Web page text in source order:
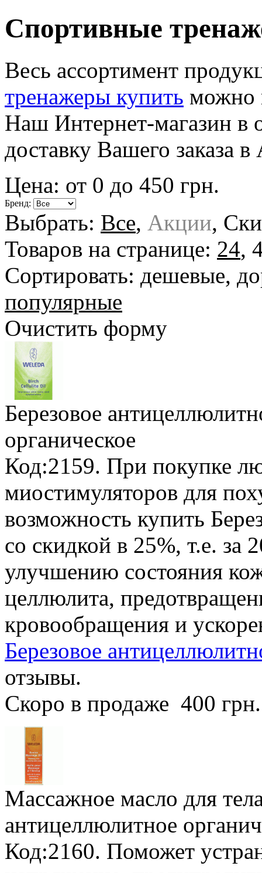
Спортивные
Весь ассортимент
тренажеры купить можно
Наш Интернет-магазин в
доставку Вашего заказа
Цена: от 0 до 450 грн.
Бренд:
Выбрать: Все, Акции,
Товаров на странице: 24,
Сортировать: дешевые,
популярные
Очистить форму
Березовое
органическое
Код:2159. При покупке
миостимуляторов для
возможность купить
со скидкой в 25%, т.е. за
улучшению состояния
целлюлита,
кровообращения и
Березовое
отзывы.
Скоро в продаже 400
Массажное масло для
антицеллюлитное
Код:2160. Поможет